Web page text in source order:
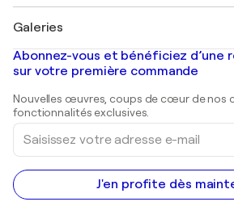
Banksy
Mr. Brainwash
Shepard Fairey
Tableaux abstraits à vendre
Peintures de paysage
Estampes
Peintures acryliques
Galeries
Galeries d'art en France
Galeries d'art en Belgique
Abonnez-vous et bénéficiez d’une
sur votre première commande
Nouvelles œuvres, coups de cœur de nos
fonctionnalités exclusives.
Saisissez
votre
adresse
e-
mail
J'en profite dès